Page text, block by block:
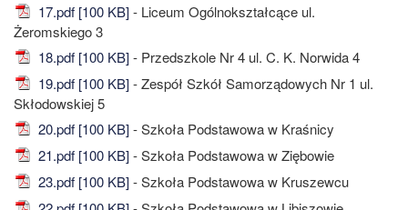
17.pdf [100 KB]- Liceum Ogólnokształcące ul.
Żeromskiego 3
18.pdf [100 KB]- Przedszkole Nr 4 ul. C. K. Norwida 4
19.pdf [100 KB]- Zespół Szkół Samorządowych Nr 1 ul.
Skłodowskiej 5
20.pdf [100 KB]- Szkoła Podstawowa w Kraśnicy
21.pdf [100 KB]- Szkoła Podstawowa w Ziębowie
23.pdf [100 KB]- Szkoła Podstawowa w Kruszewcu